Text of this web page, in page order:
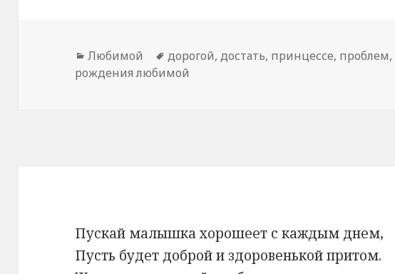
Рубрики
Любимой Метки
дорогой,достать, принцессе, проблем,
рождения любимой
Пускай малышка хорошеет с каждым днем,
Пусть будет доброй и здоровенькой притом.